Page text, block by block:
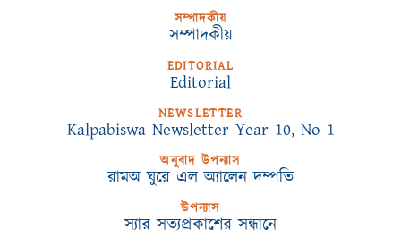
সম্পাদকীয়
সম্পাদকীয়
EDITORIAL
Editorial
NEWSLETTER
Kalpabiswa Newsletter Year 10, No 1
অনুবাদ উপন্যাস
রামঅ ঘুরে এল অ্যালেন দম্পতি
উপন্যাস
স্যার সত্যপ্রকাশের সন্ধানে